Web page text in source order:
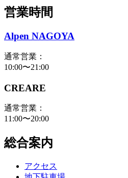
営業時間
Alpen NAGOYA
通常営業：
10:00〜21:00
CREARE
通常営業：
11:00〜20:00
総合案内
アクセス